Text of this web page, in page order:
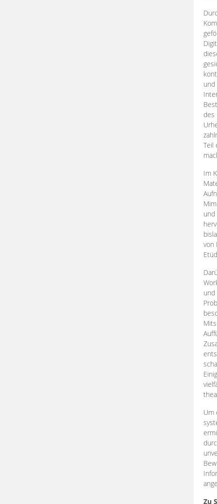
des
Teil
Im
und
von
und
Um
Zu